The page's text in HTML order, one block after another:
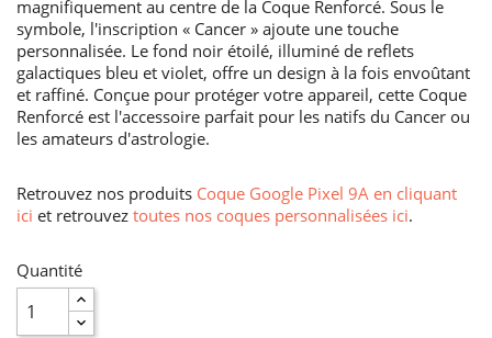
magnifiquement au centre de la Coque Renforcé. Sous le
symbole, l'inscription « Cancer » ajoute une touche
personnalisée. Le fond noir étoilé, illuminé de reflets
galactiques bleu et violet, offre un design à la fois envoûtant
et raffiné. Conçue pour protéger votre appareil, cette Coque
Renforcé est l'accessoire parfait pour les natifs du Cancer ou
les amateurs d'astrologie.
Retrouvez nos produits Coque Google Pixel 9A en cliquant
ici et retrouvez toutes nos coques personnalisées ici.
Quantité